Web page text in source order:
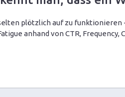
plötzlich auf zu
anhand von CTR,